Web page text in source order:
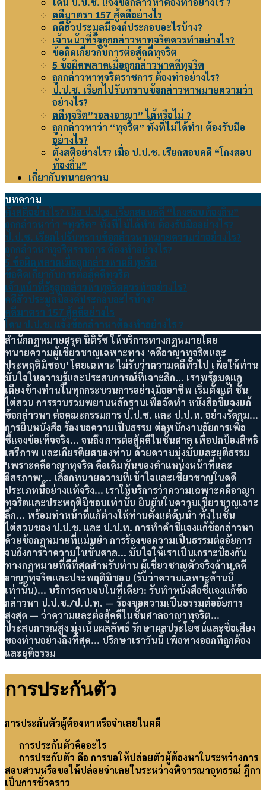
คดีมาตรา 157 สู้คดีอย่างไร
คดีฮั้วประมูลมีองค์ประกอบอะไรบ้าง?
เจ้าหน้าที่รัฐถูกกล่าวหาทุจริตควรทำอย่างไร?
ข้อคิดเกี่ยวกับการต่อสู้คดีทุจริต
5 ข้อผิดพลาดเมื่อถูกกล่าวหาคดีทุจริต
ถูกกล่าวหาทุจริตราชการ ต้องทำอย่างไร?
ป.ป.ช. เรียกไปรับทราบข้อกล่าวหาหมายความว่า
อย่างไร?
คดีทุจริต”รอลงอาญา” ได้หรือไม่ ?
ถูกกล่าวหาว่า “ทุจริต” ทั้งที่ไม่ได้ทำ! ต้องรับมือ
อย่างไร?
ตั้งสติอย่างไร? เมื่อ ป.ป.ช. เรียกสอบคดี “โกงสอบ
ท้องถิ่น”
เกี่ยวกับทนายความ
บทความ
ตั้งสติอย่างไร? เมื่อ ป.ป.ช. เรียกสอบคดี “โกงสอบท้องถิ่น”
ถูกกล่าวหาว่า “ทุจริต” ทั้งที่ไม่ได้ทำ! ต้องรับมืออย่างไร?
ป.ป.ช. เรียกไปรับทราบข้อกล่าวหาหมายความว่าอย่างไร?
ถูกกล่าวหาทุจริตราชการ ต้องทำอย่างไร?
5 ข้อผิดพลาดเมื่อถูกกล่าวหาคดีทุจริต
ข้อคิดเกี่ยวกับการต่อสู้คดีทุจริต
เจ้าหน้าที่รัฐถูกกล่าวหาทุจริตควรทำอย่างไร?
คดีฮั้วประมูลมีองค์ประกอบอะไรบ้าง?
คดีมาตรา 157 สู้คดีอย่างไร
โดน ป.ป.ช. แจ้งข้อกล่าวหาต้องทำอย่างไร ?
สำนักกฎหมายศรุต นิติรัช ให้บริการทางกฎหมายโดย
ทนายความผู้เชี่ยวชาญเฉพาะทาง 'คดีอาญาทุจริตและ
ประพฤติมิชอบ' โดยเฉพาะ ไม่รับว่าความคดีทั่วไป เพื่อให้ท่าน
มั่นใจในความรู้และประสบการณ์ที่เจาะลึก... เราพร้อมดูแล
เคียงข้างท่านในทุกกระบวนการอย่างมืออาชีพ เริ่มตั้งแต่ ชั้น
ไต่สวน การรวบรวมพยานหลักฐานเพื่อจัดทำ หนังสือชี้แจงแก้
ข้อกล่าวหา ต่อคณะกรรมการ ป.ป.ช. และ ป.ป.ท. อย่างรัดกุม...
การยื่นหนังสือ ร้องขอความเป็นธรรม ต่อพนักงานอัยการเพื่อ
ชี้แจงข้อเท็จจริง... จนถึง การต่อสู้คดีในชั้นศาล เพื่อปกป้องสิทธิ
เสรีภาพ และเกียรติยศของท่าน ด้วยความมุ่งมั่นและยุติธรรม
'เพราะคดีอาญาทุจริต คือเดิมพันของตำแหน่งหน้าที่และ
อิสรภาพ'... เลือกทนายความที่เข้าใจและเชี่ยวชาญในคดี
ประเภทนี้อย่างแท้จริง... เราให้บริการว่าความเฉพาะคดีอาญา
ทุจริตและประพฤติมิชอบเท่านั้น ยืนยันในความเชี่ยวชาญเจาะ
ลึก... พร้อมทำหน้าที่แก้ต่างให้ท่านตั้งแต่ต้นน้ำ ทั้งในชั้น
ไต่สวนของ ป.ป.ช. และ ป.ป.ท. การทำคำชี้แจงแก้ข้อกล่าวหา
ด้วยข้อกฎหมายที่แม่นยำ การร้องขอความเป็นธรรมต่ออัยการ
จนถึงการว่าความในชั้นศาล... มั่นใจให้เราเป็นเกราะป้องกัน
ทางกฎหมายที่ดีที่สุดสำหรับท่าน ผู้เชี่ยวชาญตัวจริงด้าน คดี
อาญาทุจริตและประพฤติมิชอบ (รับว่าความเฉพาะด้านนี้
เท่านั้น)... บริการครบจบในที่เดียว: รับทำหนังสือชี้แจงแก้ข้อ
กล่าวหา ป.ป.ช./ป.ป.ท. — ร้องขอความเป็นธรรมต่ออัยการ
สูงสุด — ว่าความและต่อสู้คดีในชั้นศาลอาญาทุจริต...
ประสบการณ์สูง มุ่งเน้นผลลัพธ์ รักษาผลประโยชน์และชื่อเสียง
ของท่านอย่างถึงที่สุด... ปรึกษาเราวันนี้ เพื่อทางออกที่ถูกต้อง
และยุติธรรม
การประกันตัว
การประกันตัวผู้ต้องหาหรือจำเลยในคดี
การประกันตัวคืออะไร
การประกันตัว คือ การขอให้ปล่อยตัวผู้ต้องหาในระหว่างการ
สอบสวนหรือขอให้ปล่อยจำเลยในระหว่างพิจารณาอุทธรณ์ ฎีกา
เป็นการชั่วคราว